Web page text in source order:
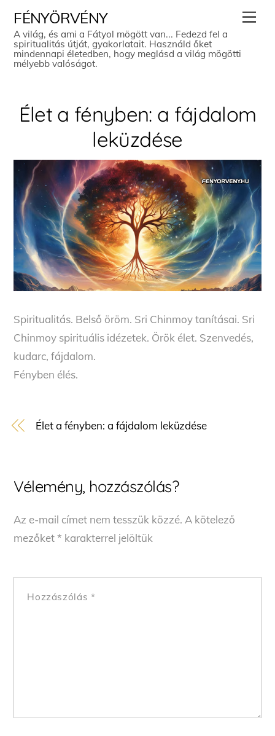
content
FÉNYÖRVÉNY
A világ, és ami a Fátyol mögött van... Fedezd fel a
spiritualitás útját, gyakorlatait. Használd őket
mindennapi életedben, hogy meglásd a világ mögötti
mélyebb valóságot.
Élet a fényben: a fájdalom
leküzdése
Spiritualitás. Belső öröm. Sri Chinmoy tanításai. Sri
Chinmoy spirituális idézetek. Örök élet. Szenvedés,
kudarc, fájdalom.
Fényben élés.
Élet a fényben: a fájdalom leküzdése
Vélemény, hozzászólás?
Az e-mail címet nem tesszük közzé. A kötelező
mezőket* karakterrel jelöltük
Hozzászólás *